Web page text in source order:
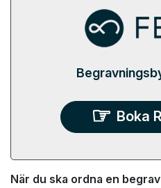
Boka
När du ska ordna en